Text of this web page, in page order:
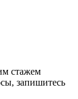
стажем
запишитесь